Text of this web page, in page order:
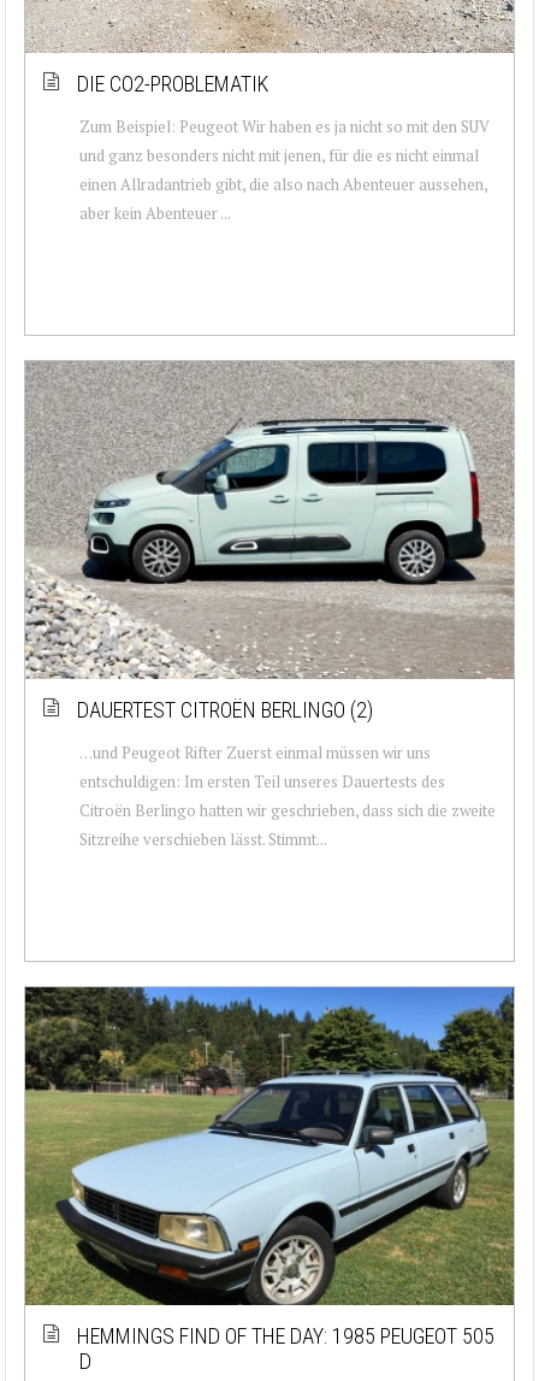
DIE CO2-PROBLEMATIK
Zum Beispiel: Peugeot Wir haben es ja nicht so mit den SUV
und ganz besonders nicht mit jenen, für die es nicht einmal
einen Allradantrieb gibt, die also nach Abenteuer aussehen,
aber kein Abenteuer ...
DAUERTEST CITROËN BERLINGO (2)
…und Peugeot Rifter Zuerst einmal müssen wir uns
entschuldigen: Im ersten Teil unseres Dauertests des
Citroën Berlingo hatten wir geschrieben, dass sich die zweite
Sitzreihe verschieben lässt. Stimmt...
HEMMINGS FIND OF THE DAY: 1985 PEUGEOT 505
D